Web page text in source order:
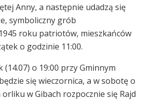
Anny, a następnie udadzą się
symboliczny grób
roku patriotów, mieszkańców
o godzinie 11:00.
(14.07) o 19:00 przy Gminnym
się wieczornica, a w sobotę o
w Gibach rozpocznie się Rajd